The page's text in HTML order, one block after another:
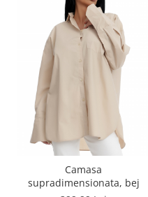
Camasa
supradimensionata, bej